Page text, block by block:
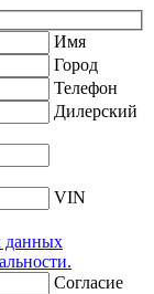
Имя
Город
Телефон
Дилерский
VIN
данных
Согласие